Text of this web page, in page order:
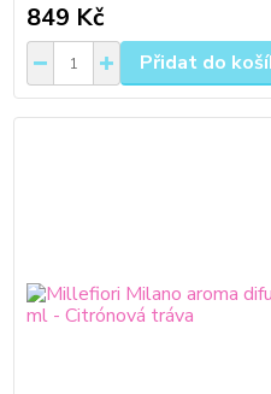
849 Kč
Přidat do